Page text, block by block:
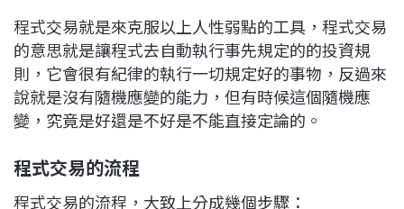
程式交易就是來克服以上人性弱點的工具，程式交易
的意思就是讓程式去自動執行事先規定的的投資規
則，它會很有紀律的執行一切規定好的事物，反過來
說就是沒有隨機應變的能力，但有時候這個隨機應
變，究竟是好還是不好是不能直接定論的。
程式交易的流程
程式交易的流程，大致上分成幾個步驟：